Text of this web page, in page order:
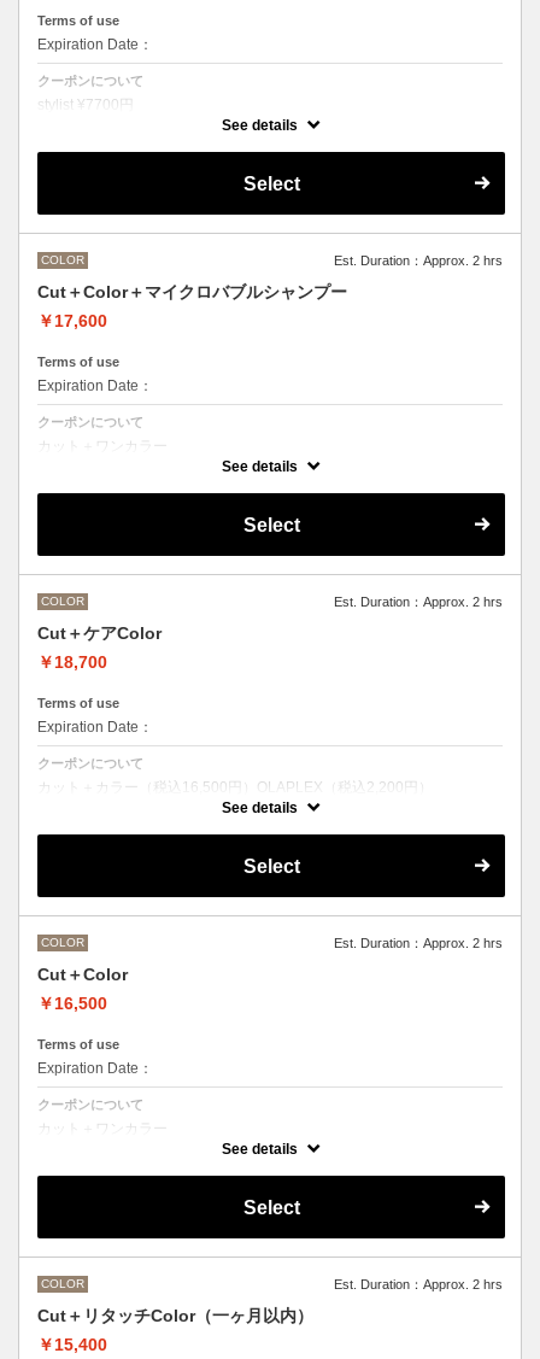
Terms of use
Expiration Date：
クーポンについて
stylist ¥7700円
See details
Select
COLOR Est. Duration：Approx. 2 hrs
Cut＋Color＋マイクロバブルシャンプー
￥17,600
Terms of use
Expiration Date：
クーポンについて
カット＋ワンカラー
魔法のバブルmarbbを使ったmarbbシャンプー
●髪の長さにより別途ロング料金を頂戴いたします。
●ポイントカラーなどのデザインカラーをご希望の場合、最終受付時間
See details
Select
COLOR Est. Duration：Approx. 2 hrs
Cut＋ケアColor
￥18,700
Terms of use
Expiration Date：
クーポンについて
カット＋カラー（税込16,500円）OLAPLEX（税込2,200円）
前処理剤OLAPLEXを使ったカット＋ワンカラー
OLAPLEXを使うことでダメージを軽減させ、髪にツヤ、はりを与えま
●髪の長さにより別途ロング料金を頂戴いたします。
M ¥＋1100 L¥＋1650 LL¥＋2200
が異なりますので、別メニューをお選びください。
See details
Select
COLOR Est. Duration：Approx. 2 hrs
Cut＋Color
￥16,500
Terms of use
Expiration Date：
クーポンについて
カット＋ワンカラー
デザインなしの単色のカラーリングです。
M ¥＋1100 L¥＋1650 LL¥＋2200
●ポイントカラーなどのデザインカラーをご希望の場合、最終受付時間
See details
Select
COLOR Est. Duration：Approx. 2 hrs
Cut＋リタッチColor（一ヶ月以内）
￥15,400